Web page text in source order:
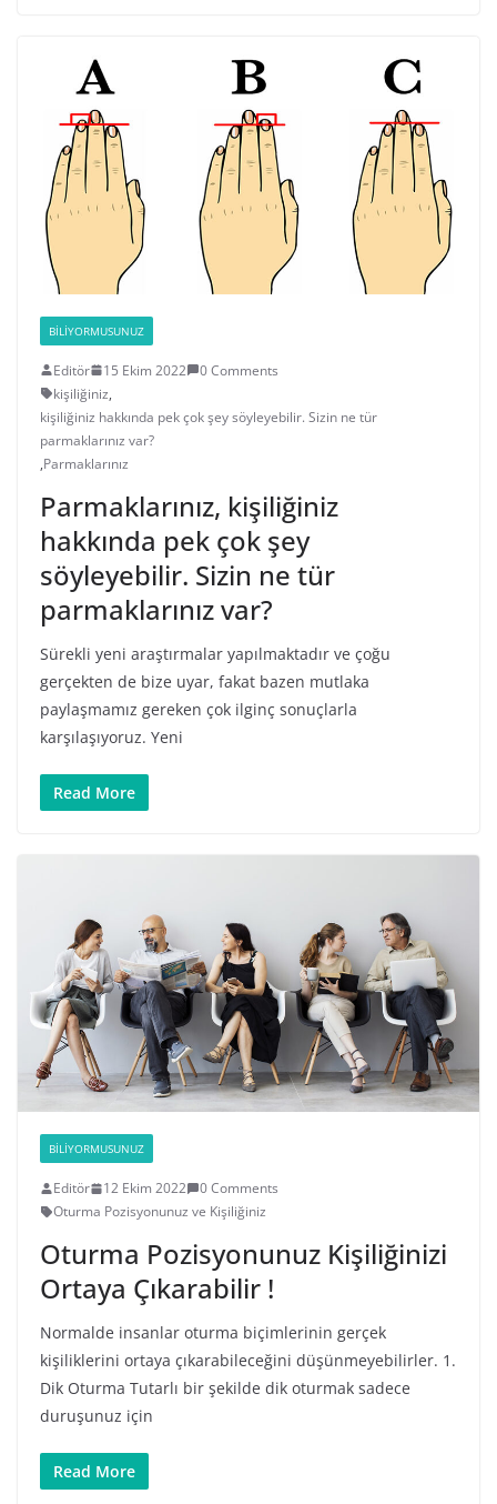
BILIYORMUSUNUZ
Editör 15 Ekim 2022
0 Comments
kişiliğiniz,
kişiliğiniz hakkında pek çok şey söyleyebilir. Sizin ne tür
parmaklarınız var?
,Parmaklarınız
Parmaklarınız, kişiliğiniz
hakkında pek çok şey
söyleyebilir. Sizin ne tür
parmaklarınız var?
Sürekli yeni araştırmalar yapılmaktadır ve çoğu
gerçekten de bize uyar, fakat bazen mutlaka
paylaşmamız gereken çok ilginç sonuçlarla
karşılaşıyoruz. Yeni
Read More
BILIYORMUSUNUZ
Editör 12 Ekim 2022
0 Comments
Oturma Pozisyonunuz ve Kişiliğiniz
Oturma Pozisyonunuz Kişiliğinizi
Ortaya Çıkarabilir !
Normalde insanlar oturma biçimlerinin gerçek
kişiliklerini ortaya çıkarabileceğini düşünmeyebilirler. 1.
Dik Oturma Tutarlı bir şekilde dik oturmak sadece
duruşunuz için
Read More